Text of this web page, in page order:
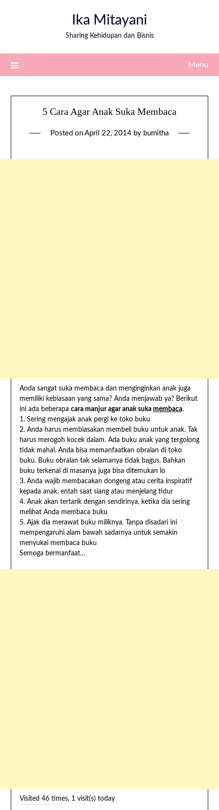
Ika Mitayani
Sharing Kehidupan dan Bisnis
Menu
5 Cara Agar Anak Suka Membaca
Posted on April 22, 2014 by bumitha
Anda sangat suka membaca dan menginginkan anak juga
memiliki kebiasaan yang sama? Anda menjawab ya? Berikut
ini ada beberapa cara manjur agar anak suka membaca.
1. Sering mengajak anak pergi ke toko buku
2. Anda harus membiasakan membeli buku untuk anak. Tak
harus merogoh kocek dalam. Ada buku anak yang tergolong
tidak mahal. Anda bisa memanfaatkan obralan di toko
buku. Buku obralan tak selamanya tidak bagus. Bahkan
buku terkenal di masanya juga bisa ditemukan lo
3. Anda wajib membacakan dongeng atau cerita inspiratif
kepada anak, entah saat siang atau menjelang tidur
4. Anak akan tertarik dengan sendirinya, ketika dia sering
melihat Anda membaca buku
5. Ajak dia merawat buku miliknya. Tanpa disadari ini
mempengaruhi alam bawah sadarnya untuk semakin
menyukai membaca buku
Semoga bermanfaat…
Visited 46 times, 1 visit(s) today